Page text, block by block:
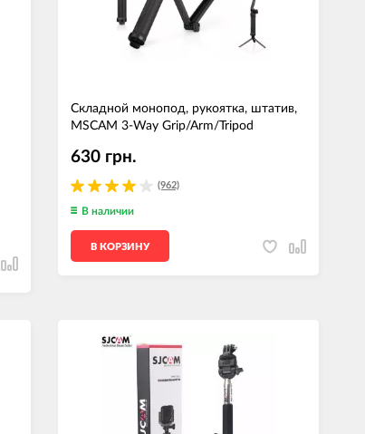
Складной монопод, рукоятка, штатив,
MSCAM 3-Way Grip/Arm/Tripod
(962)
630 грн.
В наличии
В КОРЗИНУ